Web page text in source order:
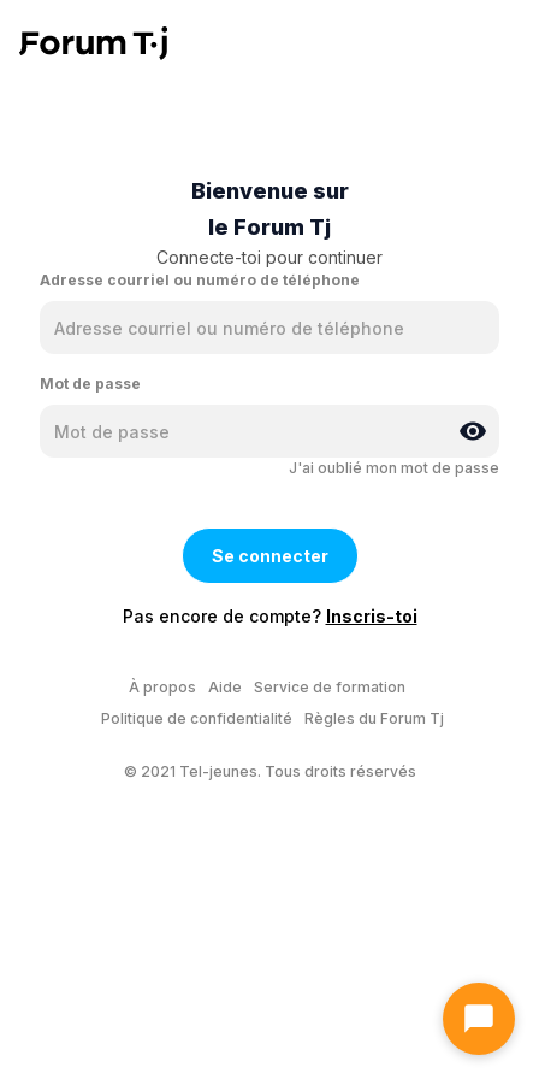
Bienvenue sur
le Forum Tj
Connecte-toi pour continuer
Adresse courriel ou numéro de téléphone
Mot de passe
J'ai oublié mon mot de passe
Pas encore de compte? Inscris-toi
À propos Aide
Service de formation
Politique de confidentialité
Règles du Forum Tj
© 2021 Tel-jeunes. Tous droits réservés